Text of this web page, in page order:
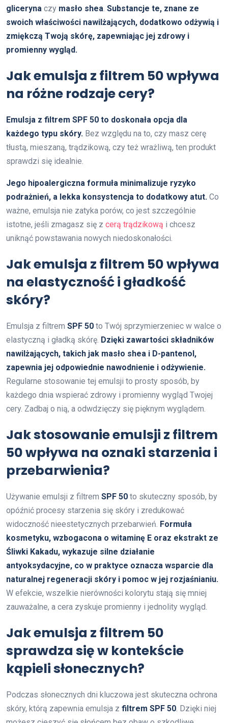
gliceryna czy masło shea. Substancje te, znane ze
swoich właściwości nawilżających, dodatkowo odżywią i
zmiękczą Twoją skórę, zapewniając jej zdrowy i
promienny wygląd.
Jak emulsja z filtrem 50 wpływa
na różne rodzaje cery?
Emulsja z filtrem SPF 50 to doskonała opcja dla
każdego typu skóry. Bez względu na to, czy masz cerę
tłustą, mieszaną, trądzikową, czy też wrażliwą, ten produkt
sprawdzi się idealnie.
Jego hipoalergiczna formuła minimalizuje ryzyko
podrażnień, a lekka konsystencja to dodatkowy atut. Co
ważne, emulsja nie zatyka porów, co jest szczególnie
istotne, jeśli zmagasz się z cerą trądzikową i chcesz
uniknąć powstawania nowych niedoskonałości.
Jak emulsja z filtrem 50 wpływa
na elastyczność i gładkość
skóry?
Emulsja z filtrem SPF 50 to Twój sprzymierzeniec w walce o
elastyczną i gładką skórę. Dzięki zawartości składników
nawilżających, takich jak masło shea i D-pantenol,
zapewnia jej odpowiednie nawodnienie i odżywienie.
Regularne stosowanie tej emulsji to prosty sposób, by
każdego dnia wspierać zdrowy i promienny wygląd Twojej
cery. Zadbaj o nią, a odwdzięczy się pięknym wyglądem.
Jak stosowanie emulsji z filtrem
50 wpływa na oznaki starzenia i
przebarwienia?
Używanie emulsji z filtrem SPF 50 to skuteczny sposób, by
opóźnić procesy starzenia się skóry i zredukować
widoczność nieestetycznych przebarwień. Formuła
kosmetyku, wzbogacona o witaminę E oraz ekstrakt ze
Śliwki Kakadu, wykazuje silne działanie
antyoksydacyjne, co w praktyce oznacza wsparcie dla
naturalnej regeneracji skóry i pomoc w jej rozjaśnianiu.
W efekcie, wszelkie nierówności kolorytu stają się mniej
zauważalne, a cera zyskuje promienny i jednolity wygląd.
Jak emulsja z filtrem 50
sprawdza się w kontekście
kąpieli słonecznych?
Podczas słonecznych dni kluczowa jest skuteczna ochrona
skóry, którą zapewnia emulsja z filtrem SPF 50. Dzięki niej